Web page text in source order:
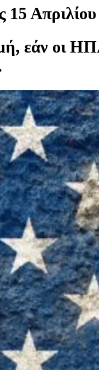
15 Απριλίου
εάν οι